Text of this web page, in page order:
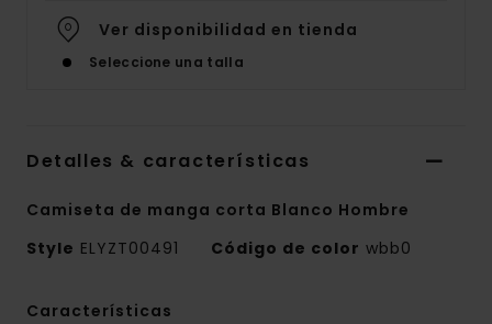
Ver disponibilidad en tienda
Seleccione una talla
Detalles & características
Camiseta de manga corta Blanco Hombre
Style ELYZT00491 Código de color wbb0
Características